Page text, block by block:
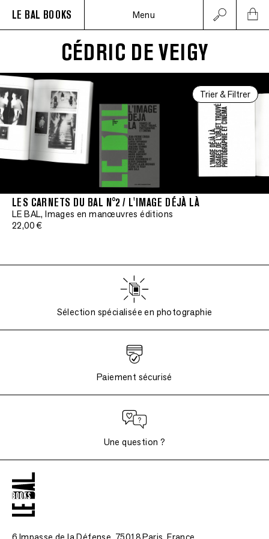
LE BAL BOOKS Menu
CÉDRIC DE VEIGY
Trier & Filtrer
LES CARNETS DU BAL N°2 / L'IMAGE DÉJÀ LÀ
LE BAL, Images en manœuvres éditions
22,00 €
Sélection spécialisée en photographie
Paiement sécurisé
Une question ?